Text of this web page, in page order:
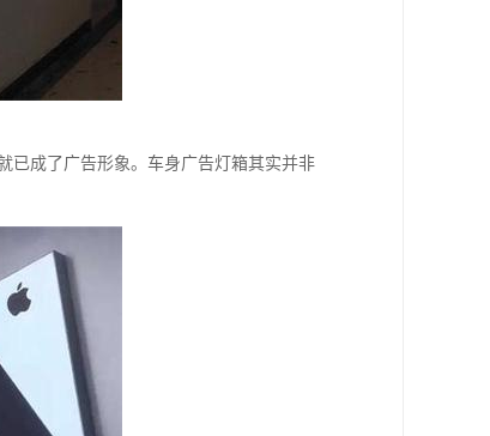
已成了广告形象。车身广告灯箱其实并非